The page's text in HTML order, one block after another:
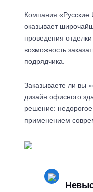
Компания
оказывает
проведения
возможность
подрядчика.
Заказываете ли вы
дизайн офисного
решение:
применением